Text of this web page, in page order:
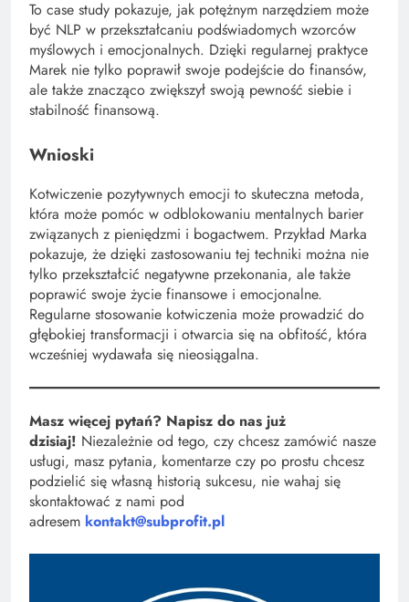
To case study pokazuje, jak potężnym narzędziem może
być NLP w przekształcaniu podświadomych wzorców
myślowych i emocjonalnych. Dzięki regularnej praktyce
Marek nie tylko poprawił swoje podejście do finansów,
ale także znacząco zwiększył swoją pewność siebie i
stabilność finansową.
Wnioski
Kotwiczenie pozytywnych emocji to skuteczna metoda,
która może pomóc w odblokowaniu mentalnych barier
związanych z pieniędzmi i bogactwem. Przykład Marka
pokazuje, że dzięki zastosowaniu tej techniki można nie
tylko przekształcić negatywne przekonania, ale także
poprawić swoje życie finansowe i emocjonalne.
Regularne stosowanie kotwiczenia może prowadzić do
głębokiej transformacji i otwarcia się na obfitość, która
wcześniej wydawała się nieosiągalna.
Masz więcej pytań? Napisz do nas już
dzisiaj! Niezależnie od tego, czy chcesz zamówić nasze
usługi, masz pytania, komentarze czy po prostu chcesz
podzielić się własną historią sukcesu, nie wahaj się
skontaktować z nami pod
adresem kontakt@subprofit.pl